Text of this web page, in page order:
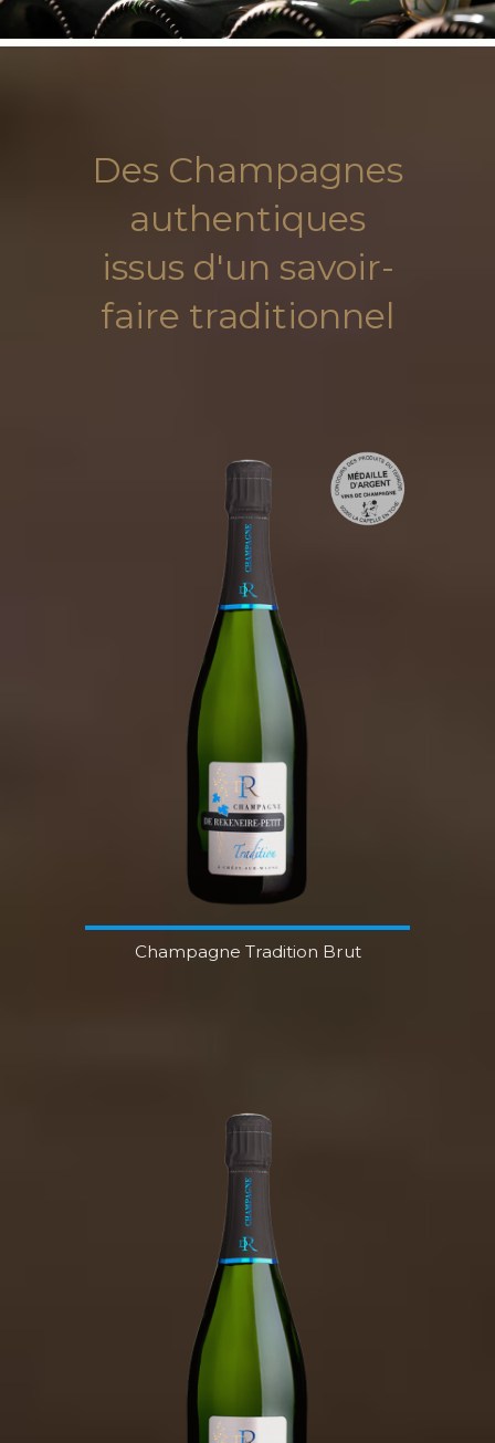
Des Champagnes
authentiques
issus d'un savoir-
faire traditionnel
Champagne Tradition Brut